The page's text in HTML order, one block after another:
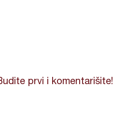
prvi i komentarišite!